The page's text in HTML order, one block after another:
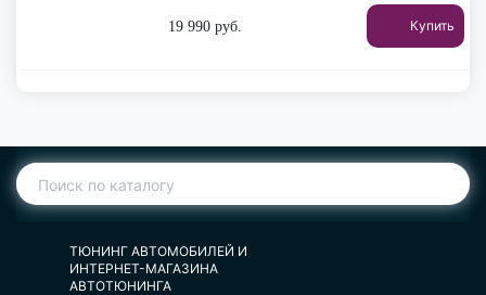
19 990 руб. Купить
ТЮНИНГ АВТОМОБИЛЕЙ И
ИНТЕРНЕТ-МАГАЗИНА
АВТОТЮНИНГА